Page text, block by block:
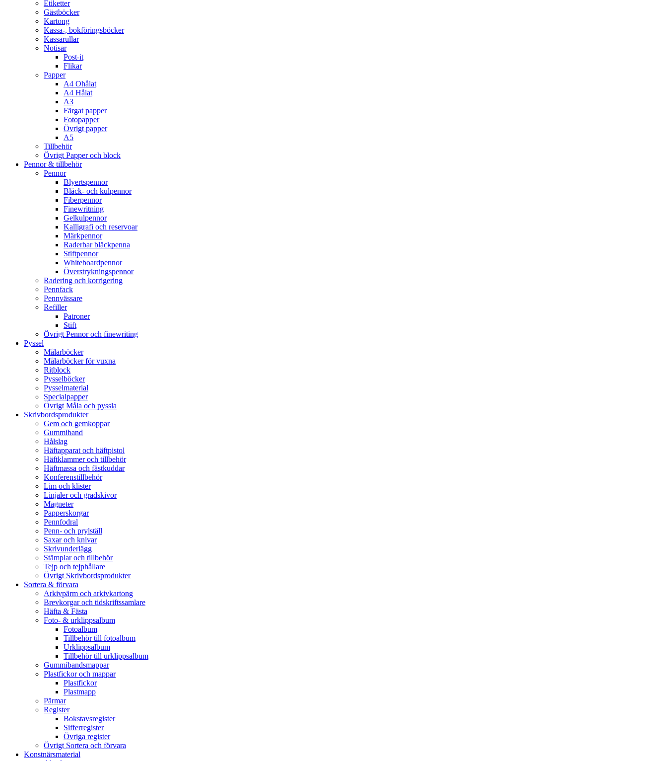
Etiketter
Gästböcker
Kartong
Kassa-, bokföringsböcker
Kassarullar
Notisar
Post-it
Flikar
Papper
A4 Ohålat
A4 Hålat
A3
Färgat papper
Fotopapper
Övrigt papper
A5
Tillbehör
Övrigt Papper och block
Pennor & tillbehör
Pennor
Blyertspennor
Bläck- och kulpennor
Fiberpennor
Finewritning
Gelkulpennor
Kalligrafi och reservoar
Märkpennor
Raderbar bläckpenna
Stiftpennor
Whiteboardpennor
Överstrykningspennor
Radering och korrigering
Pennfack
Pennvässare
Refiller
Patroner
Stift
Övrigt Pennor och finewriting
Pyssel
Målarböcker
Målarböcker för vuxna
Ritblock
Pysselböcker
Pysselmaterial
Specialpapper
Övrigt Måla och pyssla
Skrivbordsprodukter
Gem och gemkoppar
Gummiband
Hålslag
Häftapparat och häftpistol
Häftklammer och tillbehör
Häftmassa och fästkuddar
Konferenstillbehör
Lim och klister
Linjaler och gradskivor
Magneter
Papperskorgar
Pennfodral
Penn- och prylställ
Saxar och knivar
Skrivunderlägg
Stämplar och tillbehör
Tejp och tejphållare
Övrigt Skrivbordsprodukter
Sortera & förvara
Arkivpärm och arkivkartong
Brevkorgar och tidskriftssamlare
Häfta & Fästa
Foto- & urklippsalbum
Fotoalbum
Tillbehör till fotoalbum
Urklippsalbum
Tillbehör till urklippsalbum
Gummibandsmappar
Plastfickor och mappar
Plastfickor
Plastmapp
Pärmar
Register
Bokstavsregister
Sifferregister
Övriga register
Övrigt Sortera och förvara
Konstnärsmaterial